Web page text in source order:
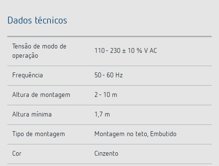
Dados técnicos
Tensão de modo de
operação
110 - 230 ± 10 % V AC
Frequência 50 - 60 Hz
Altura de montagem 2 - 10 m
Altura mínima 1,7 m
Tipo de montagem Montagem no teto, Embutido
Cor Cinzento